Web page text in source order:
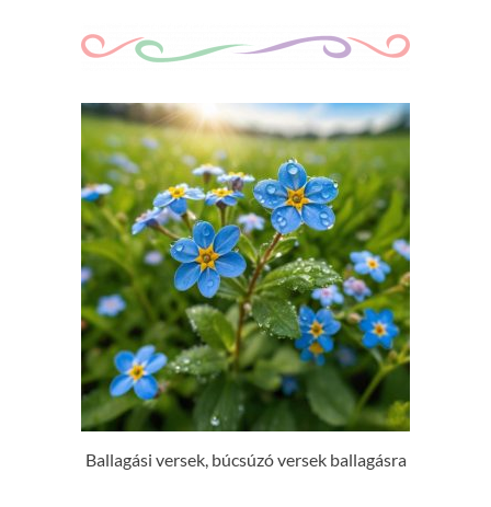
Ballagási versek, búcsúzó versek ballagásra